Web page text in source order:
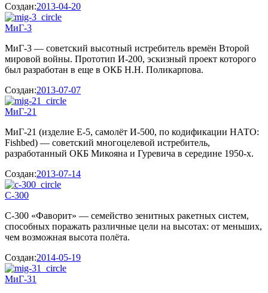
Создан:2013-04-20
МиГ-3
МиГ-3 — советский высотный истребитель времён Второй
мировой войны. Прототип И-200, эскизный проект которого
был разработан в еще в ОКБ Н.Н. Поликарпова.
Создан:2013-07-07
МиГ-21
МиГ-21 (изделие Е-5, самолёт И-500, по кодификации НАТО:
Fishbed) — советский многоцелевой истребитель,
разработанный ОКБ Микояна и Гуревича в середине 1950-х.
Создан:2013-07-14
С-300
С-300 «Фаворит» — семейство зенитных ракетных систем,
способных поражать различные цели на высотах: от меньших,
чем возможная высота полёта.
Создан:2014-05-19
МиГ-31